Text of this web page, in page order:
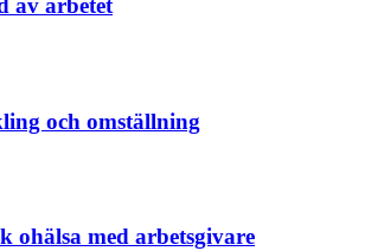
av arbetet
och omställning
ohälsa med arbetsgivare